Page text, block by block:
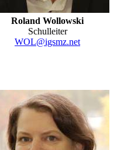
Roland Wollowski
Schulleiter
WOL@igsmz.net